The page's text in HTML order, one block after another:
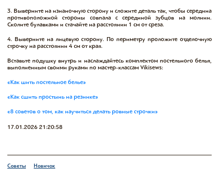
3️. Выверните на изнаночную сторону и сложите деталь так, чтобы середина
противоположной стороны совпала с серединой зубцов на молнии.
Сколите булавками и стачайте на расстоянии 1 см от среза.
‌4️. Выверните на лицевую сторону. По периметру проложите отделочную
строчку на расстоянии 4 см от края.
‌Вставьте подушку внутрь и наслаждайтесь комплектом постельного белья,
выполненным своими руками по мастер-классам Vikisews:
«Как шить постельное белье»
«Как сшить простынь на резинке»
«8 советов о том, как научиться делать ровные строчки»
17.01.2026 21:20:58
Советы Новичок